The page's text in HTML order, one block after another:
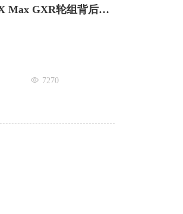
为何比上一代快4.61瓦？拆解CADEX Max GXR轮组背后的气动秘密
7270